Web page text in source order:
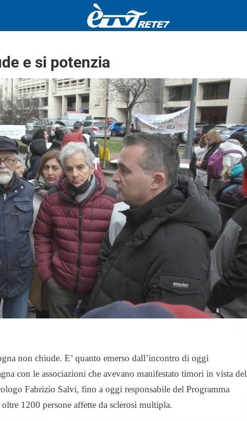
e si potenzia
non chiude. E’ quanto emerso dall’incontro di oggi
con le associazioni che avevano manifestato timori in vista del
Fabrizio Salvi, fino a oggi responsabile del Programma
1200 persone affette da sclerosi multipla.